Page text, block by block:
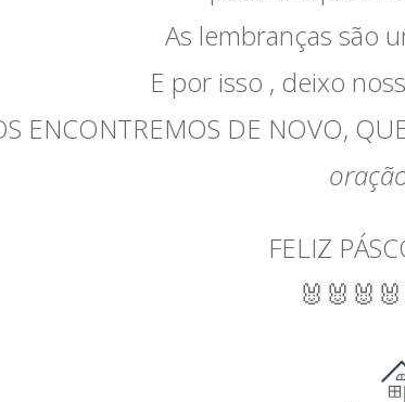
As lembranças são
E por isso , deixo
ENCONTREMOS DE NOVO,
FELIZ